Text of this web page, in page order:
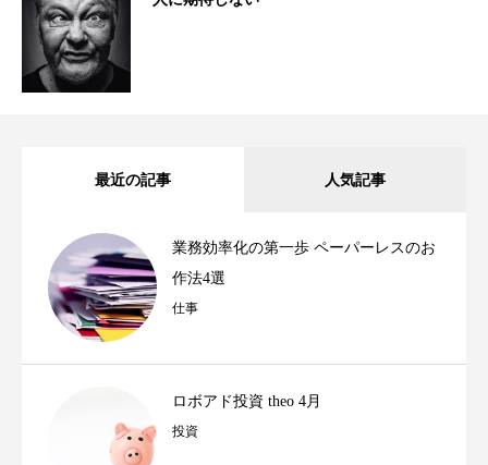
最近の記事 人気記事
業務効率化の第一歩 ペーパーレスのお
作法4選
仕事
ロボアド投資 theo 4月
投資